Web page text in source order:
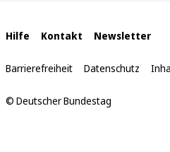
Interne
Links
Hilfe Kontakt Newsletter
Barrierefreiheit Datenschutz
© Deutscher Bundestag